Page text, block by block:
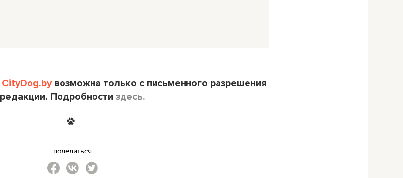
CityDog.byвозможна только с письменного разрешения
редакции. Подробности здесь.
поделиться